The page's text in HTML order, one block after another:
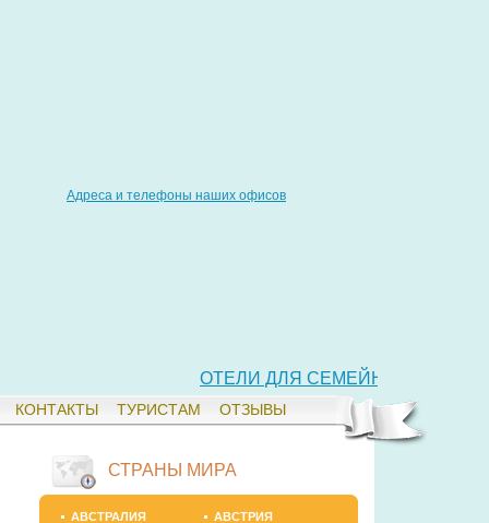
Адреса и телефоны наших офисов
ОТЕЛИ ДЛЯ СЕМЕЙНОГО ОТДЫХА
КОНТАКТЫ ТУРИСТАМ ОТЗЫВЫ
СТРАНЫ МИРА
АВСТРАЛИЯ
АВСТРИЯ